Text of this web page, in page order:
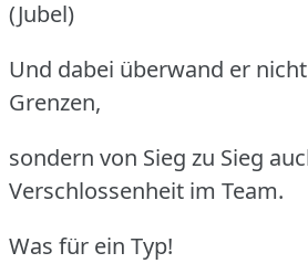
(Jubel)
Und dabei überwand er
Grenzen,
sondern von Sieg zu Sieg
Verschlossenheit im Team.
Was für ein Typ!